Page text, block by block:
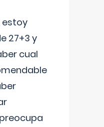
estoy
27+3 y
cual